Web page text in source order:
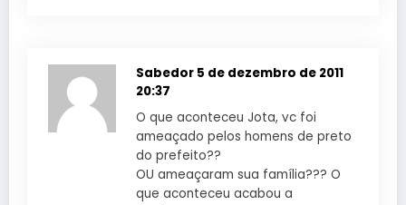
Sabedor 5 de dezembro de 2011
20:37
O que aconteceu Jota, vc foi
ameaçado pelos homens de preto
do prefeito??
OU ameaçaram sua família??? O
que aconteceu acabou a